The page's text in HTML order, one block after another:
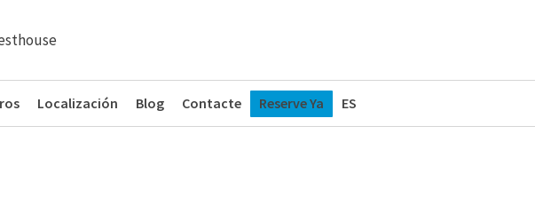
Localización Blog Contacte Reserve Ya ES